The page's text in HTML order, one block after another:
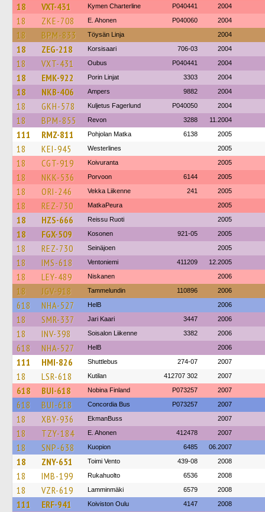
18 VXT-431 Kymen Charterline P040441 2004
18 ZKE-708 E. Ahonen P040060 2004
18 BPM-833 Töysän Linja 2004
18 ZEG-218 Korsisaari 706-03 2004
18 VXT-431 Oubus P040441 2004
18 EMK-922 Porin Linjat 3303 2004
18 NKB-406 Ampers 9882 2004
18 GKH-578 Kuljetus Fagerlund P040050 2004
18 BPM-855 Revon 3288 11.2004
111 RMZ-811 Pohjolan Matka 6138 2005
18 KEI-945 Westerlines 2005
18 CGT-919 Koivuranta 2005
18 NKK-536 Porvoon 6144 2005
18 ORI-246 Vekka Liikenne 241 2005
18 REZ-730 MatkaPeura 2005
18 HZS-666 Reissu Ruoti 2005
18 FGX-509 Kosonen 921-05 2005
18 REZ-730 Seinäjoen 2005
18 IMS-618 Ventoniemi 411209 12.2005
18 LEY-489 Niskanen 2006
18 JGV-918 Tammelundin 110896 2006
618 NHA-527 HelB 2006
18 SMR-337 Jari Kaari 3447 2006
18 INV-398 Soisalon Liikenne 3382 2006
618 NHA-527 HelB 2006
111 HMI-826 Shuttlebus 274-07 2007
18 LSR-618 Kutilan 412707 302 2007
618 BUI-618 Nobina Finland P073257 2007
618 BUI-618 Concordia Bus P073257 2007
18 XBY-936 EkmanBuss 2007
18 TZY-184 E. Ahonen 412478 2007
18 SNP-638 Kuopion 6485 06.2007
18 ZNY-651 Toimi Vento 439-08 2008
18 IMB-199 Rukahuolto 6536 2008
18 VZR-619 Lamminmäki 6579 2008
111 ERF-941 Koiviston Oulu 4147 2008